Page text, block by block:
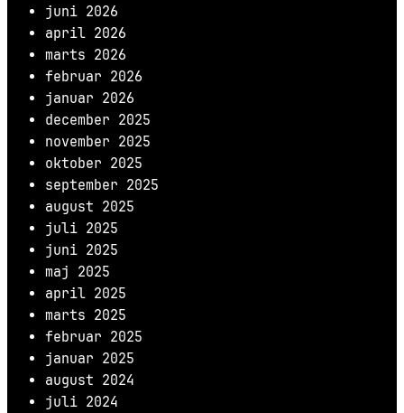
juni 2026
april 2026
marts 2026
februar 2026
januar 2026
december 2025
november 2025
oktober 2025
september 2025
august 2025
juli 2025
juni 2025
maj 2025
april 2025
marts 2025
februar 2025
januar 2025
august 2024
juli 2024